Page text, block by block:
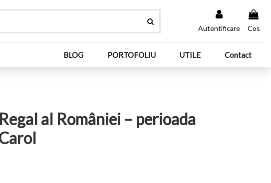
Autentificare Cos
Contact
UTILE
PORTOFOLIU
BLOG
al României – perioada